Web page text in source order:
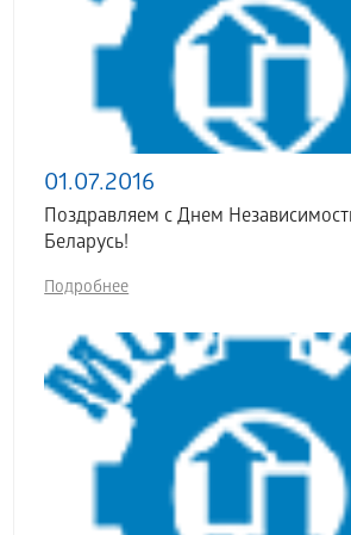
01.07.2016
Поздравляем с Днем
Беларусь!
Подробнее